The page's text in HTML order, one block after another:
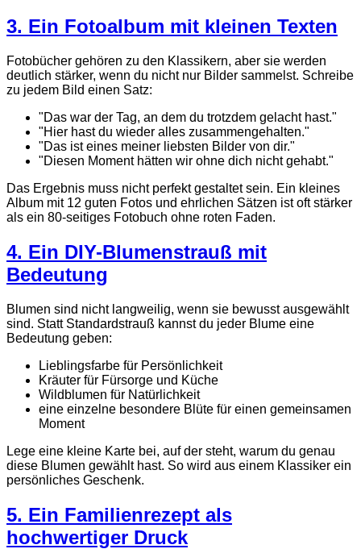
3. Ein Fotoalbum mit kleinen Texten
Fotobücher gehören zu den Klassikern, aber sie werden
deutlich stärker, wenn du nicht nur Bilder sammelst. Schreibe
zu jedem Bild einen Satz:
"Das war der Tag, an dem du trotzdem gelacht hast."
"Hier hast du wieder alles zusammengehalten."
"Das ist eines meiner liebsten Bilder von dir."
"Diesen Moment hätten wir ohne dich nicht gehabt."
Das Ergebnis muss nicht perfekt gestaltet sein. Ein kleines
Album mit 12 guten Fotos und ehrlichen Sätzen ist oft stärker
als ein 80-seitiges Fotobuch ohne roten Faden.
4. Ein DIY-Blumenstrauß mit
Bedeutung
Blumen sind nicht langweilig, wenn sie bewusst ausgewählt
sind. Statt Standardstrauß kannst du jeder Blume eine
Bedeutung geben:
Lieblingsfarbe für Persönlichkeit
Kräuter für Fürsorge und Küche
Wildblumen für Natürlichkeit
eine einzelne besondere Blüte für einen gemeinsamen
Moment
Lege eine kleine Karte bei, auf der steht, warum du genau
diese Blumen gewählt hast. So wird aus einem Klassiker ein
persönliches Geschenk.
5. Ein Familienrezept als
hochwertiger Druck